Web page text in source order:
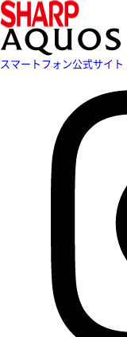
スマートフォン公式サイト